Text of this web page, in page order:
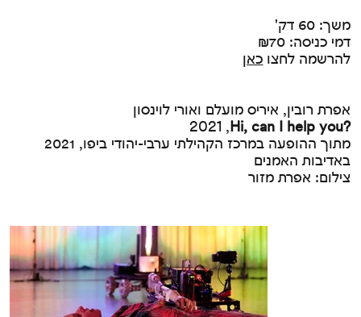
משך: 60 דק'
דמי כניסה: ₪70
להרשמה לחצו כאן
אפרת רובין, איריס מועלם ואורי לוינסון
2021 ,Hi, can I help you?
מתוך ההופעה במרכז הקהילתי ערבי-יהודי ביפו, 2021
באדיבות האמנים
צילום: אפרת מזור